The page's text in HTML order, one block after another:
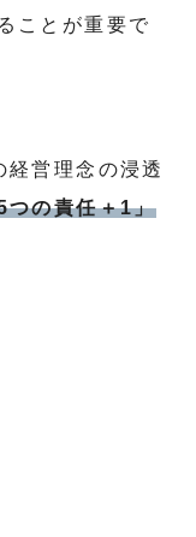
ことが重要で
経営理念の浸透
つの責任＋1」